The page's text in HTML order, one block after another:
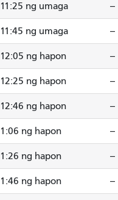
11:25 ng umaga --
11:45 ng umaga --
12:05 ng hapon --
12:25 ng hapon --
12:46 ng hapon --
1:06 ng hapon --
1:26 ng hapon --
1:46 ng hapon --